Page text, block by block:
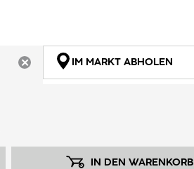
ARTIKEL NICHT VERFÜGBAR
IM MARKT ABHOLEN
IN DEN WARENKORB